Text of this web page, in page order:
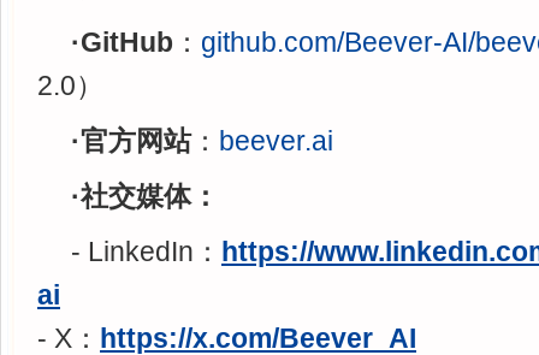
·GitHub ： github.com/Beever-AI/
2.0）
·官方网站： beever.ai
·社交媒体：
- LinkedIn： https://
ai
- X： https://x.com/Beever_AI